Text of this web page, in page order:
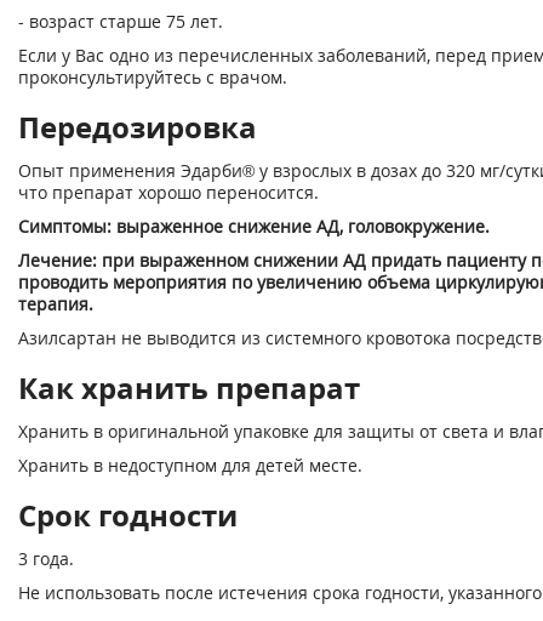
- возраст старше 75 лет.
Если у Вас одно из перечисленных заболеваний, перед
проконсультируйтесь с врачом.
Передозировка
Опыт применения Эдарби® у взрослых в дозах до 320 мг/
что препарат хорошо переносится.
Симптомы: выраженное снижение АД, головокружение.
Лечение: при выраженном снижении АД придать пациенту
проводить мероприятия по увеличению объема
терапия.
Азилсартан не выводится из системного кровотока
Как хранить препарат
Хранить в оригинальной упаковке для защиты от света и
Хранить в недоступном для детей месте.
Срок годности
3 года.
Не использовать после истечения срока годности,